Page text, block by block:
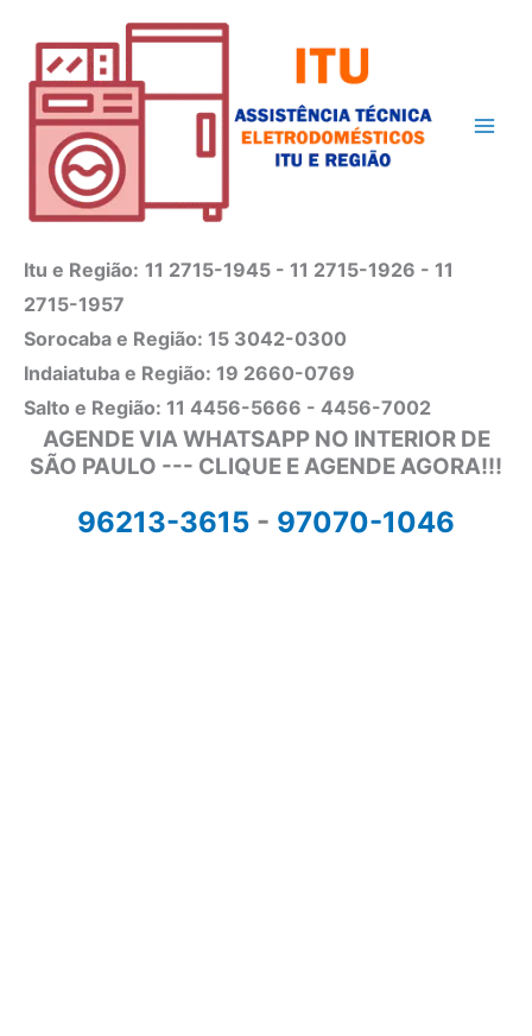
conteúdo
Itu e Região: 11 2715-1945 - 11 2715-1926 - 11
2715-1957
Sorocaba e Região: 15 3042-0300
Indaiatuba e Região: 19 2660-0769
Salto e Região: 11 4456-5666 - 4456-7002
AGENDE VIA WHATSAPP NO INTERIOR DE
SÃO PAULO --- CLIQUE E AGENDE AGORA!!!
96213-3615 - 97070-1046